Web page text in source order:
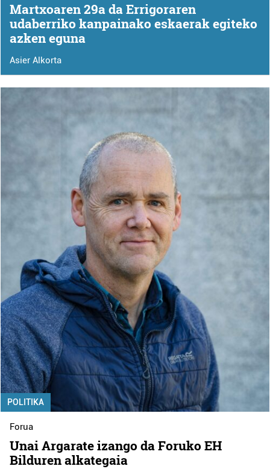
Martxoaren 29a da Errigoraren
udaberriko kanpainako eskaerak egiteko
azken eguna
Asier Alkorta
POLITIKA
Forua
Unai Argarate izango da Foruko EH
Bilduren alkategaia